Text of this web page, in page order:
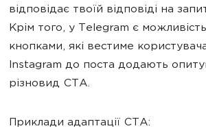
відповідає твоїй відповіді на
Крім того, у Telegram є
кнопками, які вестиме
Instagram до поста додають
різновид CTA.
Приклади адаптації CTA: